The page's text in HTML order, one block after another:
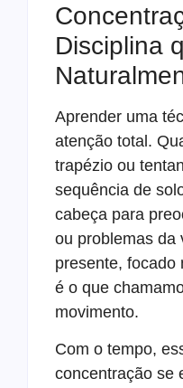
Disciplina
Aprender uma
atenção total.
trapézio ou
sequência de
cabeça para
ou problemas da
presente, focado
é o que
movimento.
Com o tempo,
concentração se